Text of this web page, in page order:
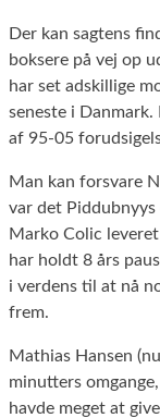
Der kan sagtens
boksere på vej op
har set adskillige
seneste i
af 95-05
Man kan forsvare
var det Piddubnyys
Marko Colic
har holdt 8 års
i verdens til at nå
frem.
Mathias Hansen
minutters
havde meget at